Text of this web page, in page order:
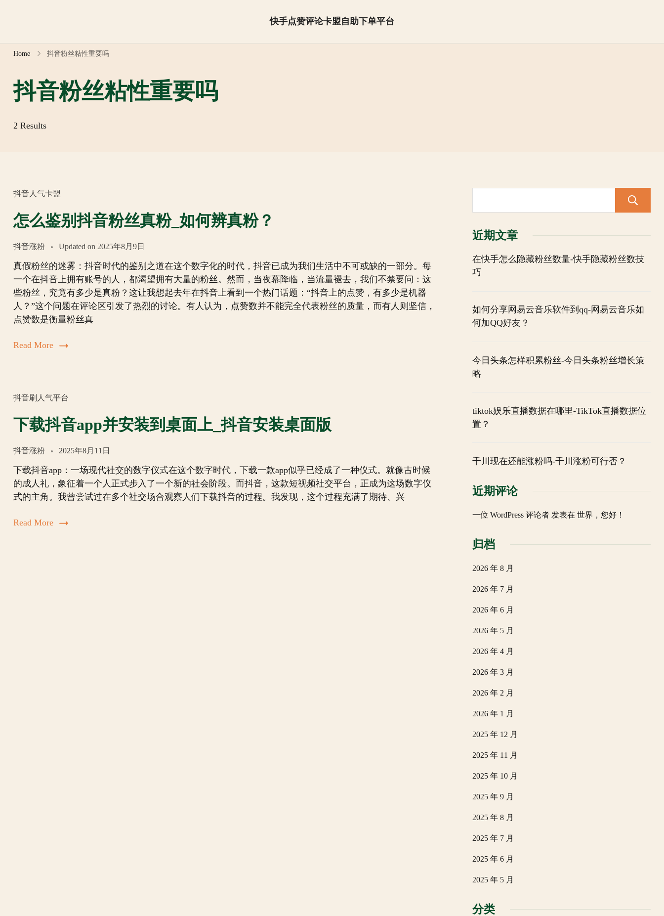
快手点赞评论卡盟自助下单平台
Home 抖音粉丝粘性重要吗
抖音粉丝粘性重要吗
2 Results
抖音人气卡盟
怎么鉴别抖音粉丝真粉_如何辨真粉？
抖音涨粉 Updated on 2025年8月9日
真假粉丝的迷雾：抖音时代的鉴别之道在这个数字化的时代，抖音已成为我们生活中不可或缺的一部分。每
一个在抖音上拥有账号的人，都渴望拥有大量的粉丝。然而，当夜幕降临，当流量褪去，我们不禁要问：这
些粉丝，究竟有多少是真粉？这让我想起去年在抖音上看到一个热门话题：“抖音上的点赞，有多少是机器
人？”这个问题在评论区引发了热烈的讨论。有人认为，点赞数并不能完全代表粉丝的质量，而有人则坚信，
点赞数是衡量粉丝真
Read More
抖音刷人气平台
下载抖音app并安装到桌面上_抖音安装桌面版
抖音涨粉 2025年8月11日
下载抖音app：一场现代社交的数字仪式在这个数字时代，下载一款app似乎已经成了一种仪式。就像古时候
的成人礼，象征着一个人正式步入了一个新的社会阶段。而抖音，这款短视频社交平台，正成为这场数字仪
式的主角。我曾尝试过在多个社交场合观察人们下载抖音的过程。我发现，这个过程充满了期待、兴
Read More
近期文章
在快手怎么隐藏粉丝数量-快手隐藏粉丝数技
巧
如何分享网易云音乐软件到qq-网易云音乐如
何加QQ好友？
今日头条怎样积累粉丝-今日头条粉丝增长策
略
tiktok娱乐直播数据在哪里-TikTok直播数据位
置？
千川现在还能涨粉吗-千川涨粉可行否？
近期评论
一位 WordPress 评论者发表在 世界，您好！
归档
2026 年 8 月
2026 年 7 月
2026 年 6 月
2026 年 5 月
2026 年 4 月
2026 年 3 月
2026 年 2 月
2026 年 1 月
2025 年 12 月
2025 年 11 月
2025 年 10 月
2025 年 9 月
2025 年 8 月
2025 年 7 月
2025 年 6 月
2025 年 5 月
分类